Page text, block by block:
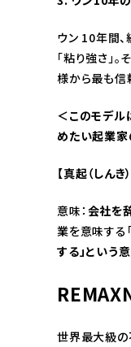
ウン 10年間、
「粘り強さ」
様から最も信
＜このモデル
めたい起業家
【真起（しんき
意味： 会社を
業を意味する
する」という
世界最大級の